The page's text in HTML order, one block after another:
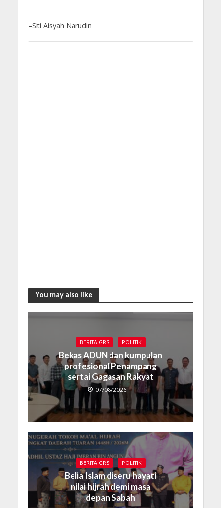
–Siti Aisyah Narudin
You may also like
BERITA GRS POLITIK
Bekas ADUN dan kumpulan
profesional Penampang
sertai Gagasan Rakyat
07/08/2026
BERITA GRS POLITIK
Belia Islam diseru hayati
nilai hijrah demi masa
depan Sabah